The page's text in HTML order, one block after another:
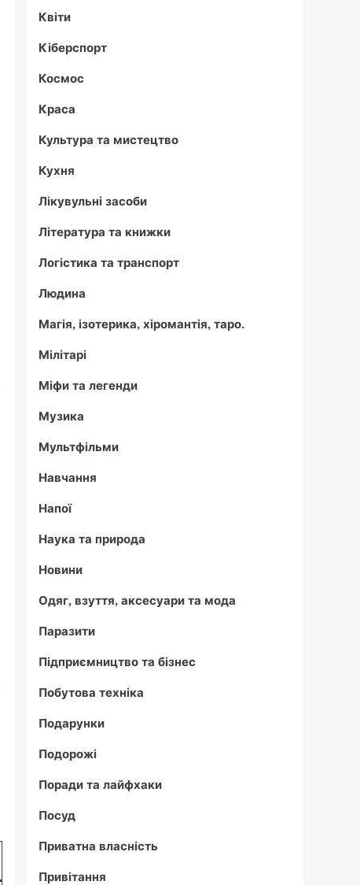
Квіти
Кіберспорт
Космос
Краса
Культура та мистецтво
Кухня
Лікувульні засоби
Література та книжки
Логістика та транспорт
Людина
Магія, ізотерика, хіромантія, таро.
Мілітарі
Міфи та легенди
Музика
Мультфільми
Навчання
Напої
Наука та природа
Новини
Одяг, взуття, аксесуари та мода
Паразити
Підприємництво та бізнес
Побутова техніка
Подарунки
Подорожі
Поради та лайфхаки
Посуд
Приватна власність
Привітання